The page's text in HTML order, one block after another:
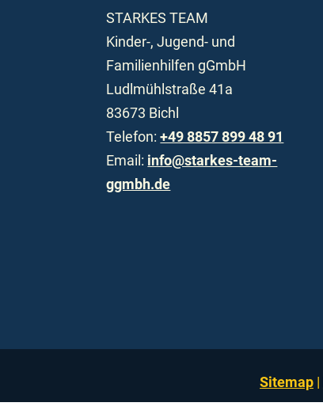
STARKES TEAM
Kinder-, Jugend- und
Familienhilfen gGmbH
Ludlmühlstraße 41a
83673 Bichl
Telefon:+49 8857 899 48 91
Email: info@starkes-team-
ggmbh.de
Sitemap |